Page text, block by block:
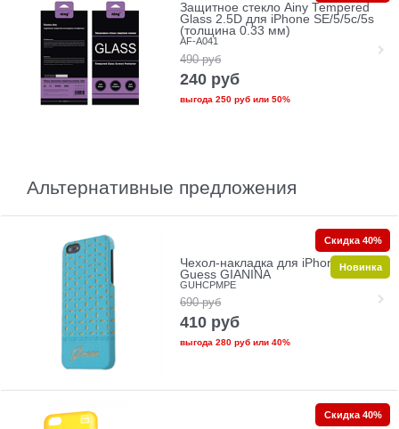
Защитное стекло Ainy Tempered
Glass 2.5D для iPhone SE/5/5c/5s
(толщина 0.33 мм)
AF-A041
490 руб
240 руб
выгода 250 рубили 50%
Альтернативные предложения
Чехол-накладка для iPhone 5C
Guess GIANINA
GUHCPMPE
690 руб
410 руб
выгода 280 рубили 40%
Скидка 40%
Новинка
Скидка 40%